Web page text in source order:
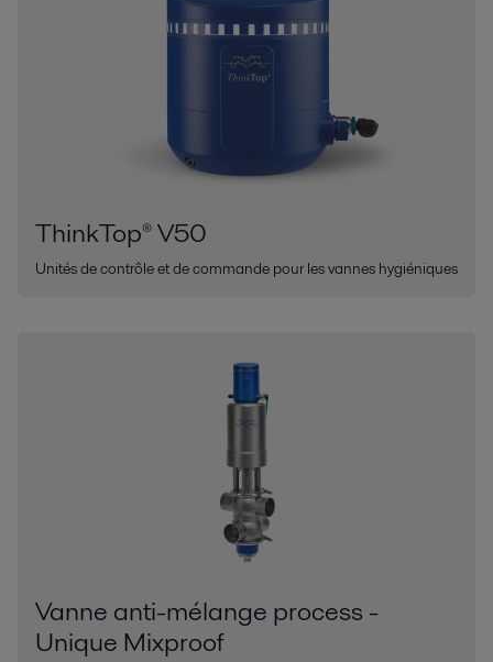
ThinkTop® V50
Unités de contrôle et de commande pour les vannes hygiéniques
Vanne anti-mélange process -
Unique Mixproof